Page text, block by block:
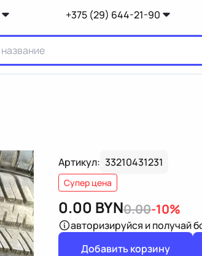
+375 (29) 644-21-90
Артикул: 33210431231
Супер цена
0.00 BYN0.00-10%
авторизируйся и получай
Добавить корзину